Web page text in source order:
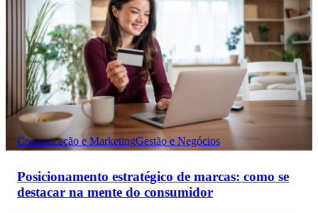
Comunicação e MarketingGestão e Negócios
Posicionamento estratégico de marcas: como se
destacar na mente do consumidor